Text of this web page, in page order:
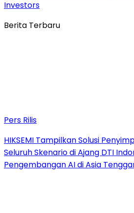
Investors
Berita Terbaru
Pers Rilis
HIKSEMI Tampilkan Solusi
Seluruh Skenario di Ajang DTI
Pengembangan AI di Asia